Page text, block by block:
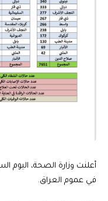
أعلنت وزارة الصحة، اليوم
في عموم العراق.